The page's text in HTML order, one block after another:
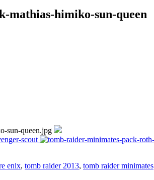
mathias-himiko-sun-queen
enix, tomb raider 2013, tomb raider minimates